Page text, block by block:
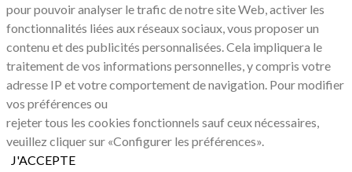
pour pouvoir analyser le trafic de notre site Web, activer les
fonctionnalités liées aux réseaux sociaux, vous proposer un
contenu et des publicités personnalisées. Cela impliquera le
traitement de vos informations personnelles, y compris votre
adresse IP et votre comportement de navigation. Pour modifier
vos préférences ou
rejeter tous les cookies fonctionnels sauf ceux nécessaires,
veuillez cliquer sur «Configurer les préférences».
J'ACCEPTE